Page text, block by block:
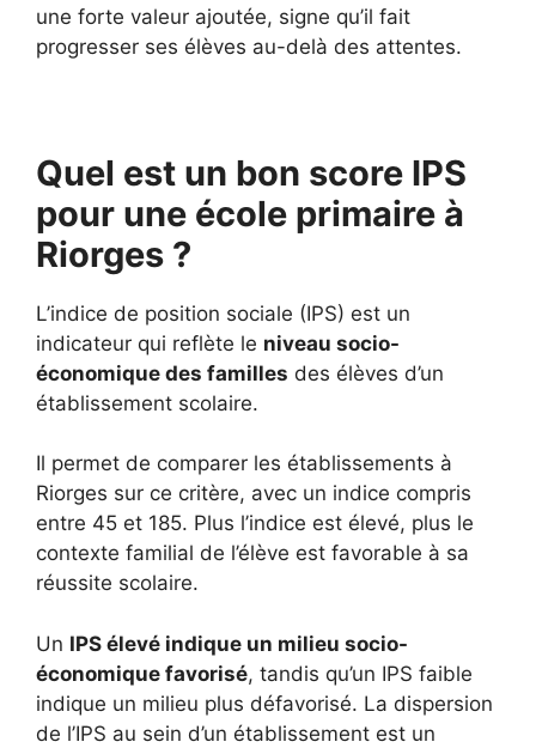
une forte valeur ajoutée, signe qu’il fait
progresser ses élèves au-delà des attentes.
Quel est un bon score IPS
pour une école primaire à
Riorges ?
L’indice de position sociale (IPS) est un
indicateur qui reflète le niveau socio-
économique des familles des élèves d’un
établissement scolaire.
Il permet de comparer les établissements à
Riorges sur ce critère, avec un indice compris
entre 45 et 185. Plus l’indice est élevé, plus le
contexte familial de l’élève est favorable à sa
réussite scolaire.
Un IPS élevé indique un milieu socio-
économique favorisé, tandis qu’un IPS faible
indique un milieu plus défavorisé. La dispersion
de l’IPS au sein d’un établissement est un